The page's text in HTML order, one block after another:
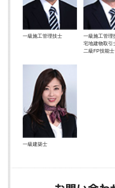
一級施工管理技士
一級施工管理
宅地建物取引
二級FP技能士
一級建築士